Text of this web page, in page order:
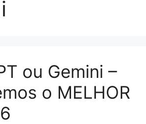
ou Gemini –
o MELHOR